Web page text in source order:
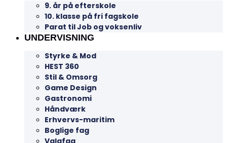
9. år på efterskole
10. klasse på fri fagskole
Parat til Job og voksenliv
UNDERVISNING
Styrke & Mod
HEST 360
Stil & Omsorg
Game Design
Gastronomi
Håndværk
Erhvervs-maritim
Boglige fag
Valgfag